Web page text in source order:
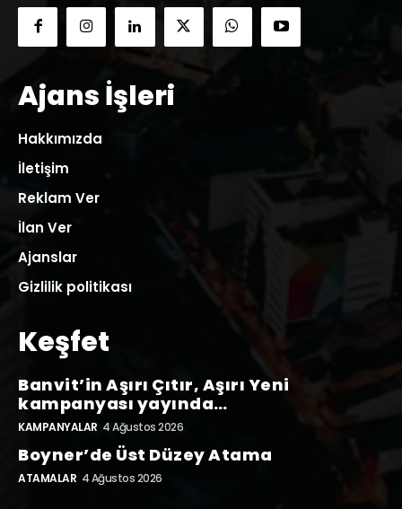
Ajans İşleri
Hakkımızda
İletişim
Reklam Ver
İlan Ver
Ajanslar
Gizlilik politikası
Keşfet
Banvit’in Aşırı Çıtır, Aşırı Yeni
kampanyası yayında…
KAMPANYALAR 4 Ağustos 2026
Boyner’de Üst Düzey Atama
ATAMALAR 4 Ağustos 2026